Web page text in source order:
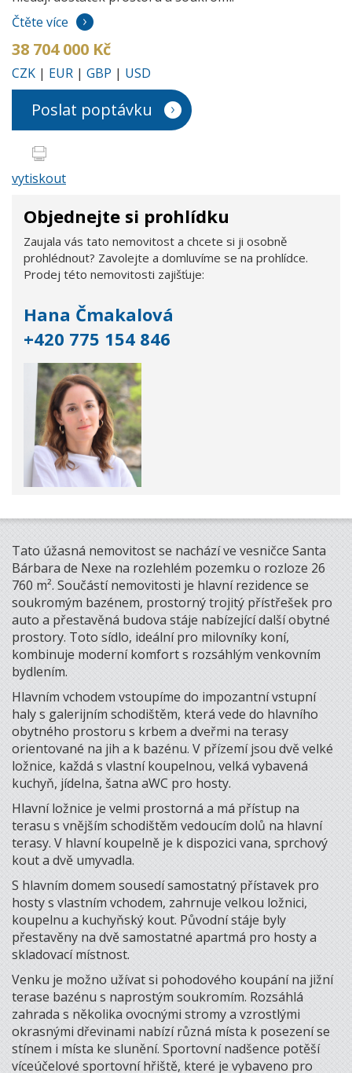
Čtěte více
38 704 000 Kč
CZK | EUR | GBP | USD
Poslat poptávku
vytiskout
Objednejte si prohlídku
Zaujala vás tato nemovitost a chcete si ji osobně
prohlédnout? Zavolejte a domluvíme se na prohlídce.
Prodej této nemovitosti zajišťuje:
Hana Čmakalová
+420 775 154 846
Tato úžasná nemovitost se nachází ve vesničce Santa
Bárbara de Nexe na rozlehlém pozemku o rozloze 26
760 m². Součástí nemovitosti je hlavní rezidence se
soukromým bazénem, prostorný trojitý přístřešek pro
auto a přestavěná budova stáje nabízející další obytné
prostory. Toto sídlo, ideální pro milovníky koní,
kombinuje moderní komfort s rozsáhlým venkovním
bydlením.
Hlavním vchodem vstoupíme do impozantní vstupní
haly s galerijním schodištěm, která vede do hlavního
obytného prostoru s krbem a dveřmi na terasy
orientované na jih a k bazénu. V přízemí jsou dvě velké
ložnice, každá s vlastní koupelnou, velká vybavená
kuchyň, jídelna, šatna aWC pro hosty.
Hlavní ložnice je velmi prostorná a má přístup na
terasu s vnějším schodištěm vedoucím dolů na hlavní
terasy. V hlavní koupelně je k dispozici vana, sprchový
kout a dvě umyvadla.
S hlavním domem sousedí samostatný přístavek pro
hosty s vlastním vchodem, zahrnuje velkou ložnici,
koupelnu a kuchyňský kout. Původní stáje byly
přestavěny na dvě samostatné apartmá pro hosty a
skladovací místnost.
Venku je možno užívat si pohodového koupání na jižní
terase bazénu s naprostým soukromím. Rozsáhlá
zahrada s několika ovocnými stromy a vzrostlými
okrasnými dřevinami nabízí různá místa k posezení se
stínem i místa ke slunění. Sportovní nadšence potěší
víceúčelové sportovní hřiště, které je vybaveno pro